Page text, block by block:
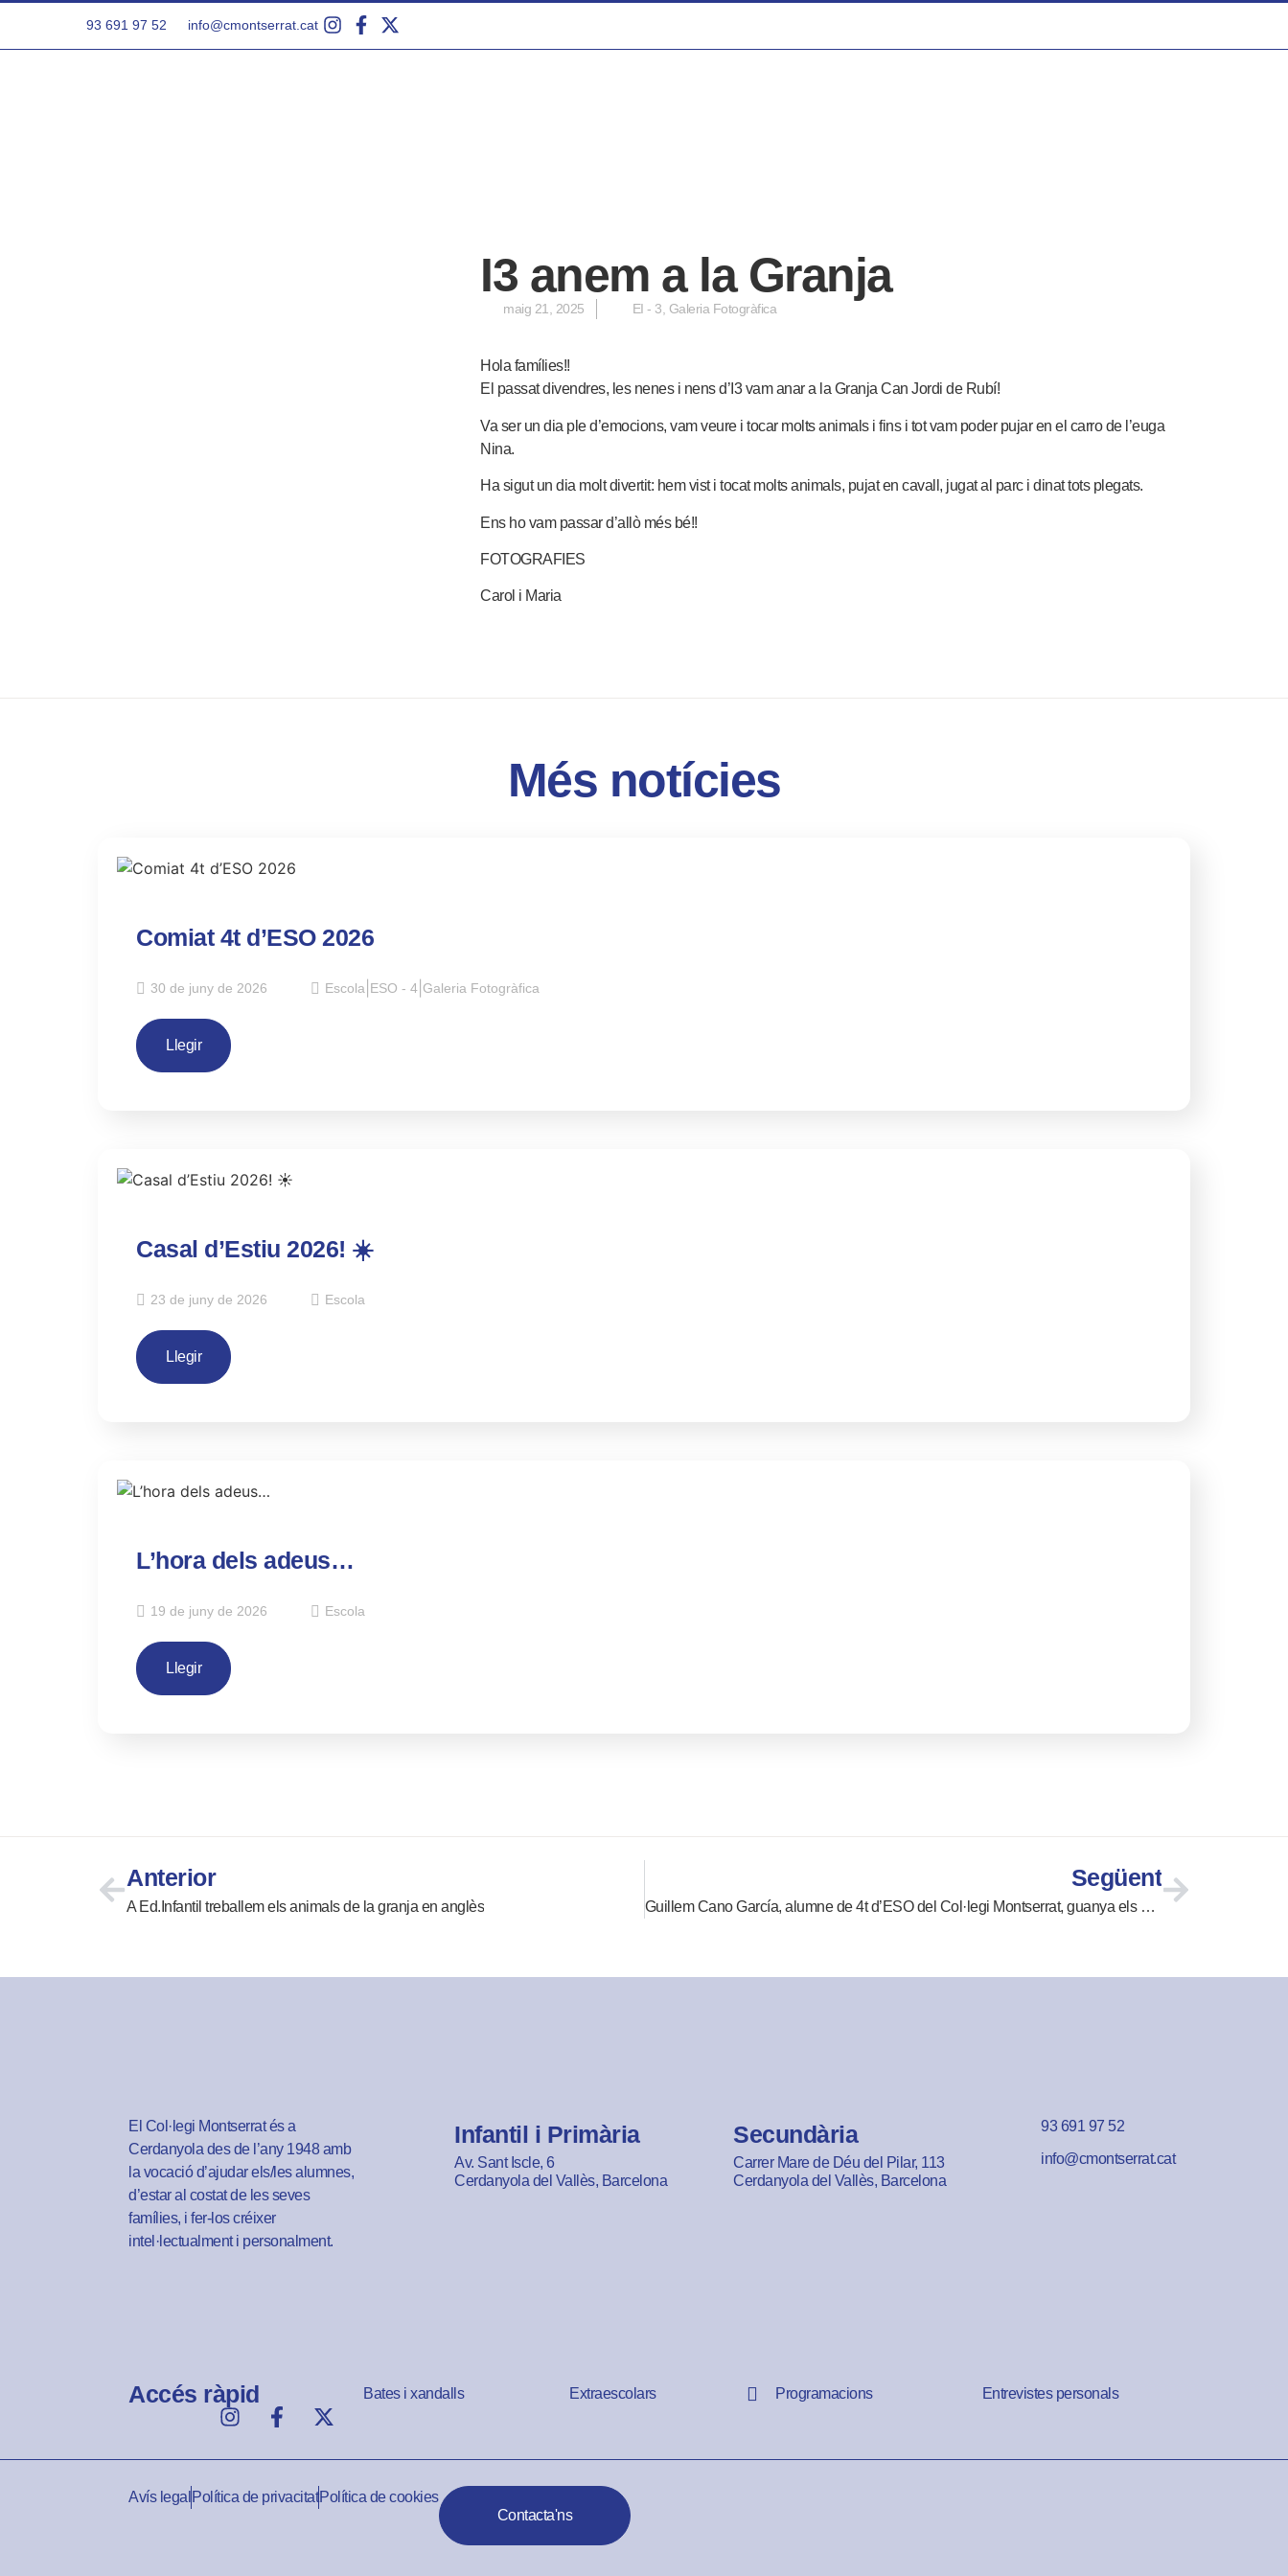
93 691 97 52 info@cmontserrat.cat
I3 anem a la Granja
maig 21, 2025 EI - 3, Galeria Fotogràfica
Hola famílies!!
El passat divendres, les nenes i nens d’I3 vam anar a la Granja Can Jordi de Rubí!
Va ser un dia ple d’emocions, vam veure i tocar molts animals i fins i tot vam poder pujar en el carro de l’euga
Nina.
Ha sigut un dia molt divertit: hem vist i tocat molts animals, pujat en cavall, jugat al parc i dinat tots plegats.
Ens ho vam passar d’allò més bé!!
FOTOGRAFIES
Carol i Maria
Més notícies
Comiat 4t d’ESO 2026
30 de juny de 2026 Escola ESO - 4 Galeria Fotogràfica
Llegir
Casal d’Estiu 2026! ☀️
23 de juny de 2026 Escola
Llegir
L’hora dels adeus…
19 de juny de 2026 Escola
Llegir
Anterior
A Ed.Infantil treballem els animals de la granja en anglès
Següent
Guillem Cano García, alumne de 4t d’ESO del Col·legi Montserrat, guanya els Jocs Florals escolars del Vallès Occidental
El Col·legi Montserrat és a
Cerdanyola des de l’any 1948 amb
la vocació d’ajudar els/les alumnes,
d’estar al costat de les seves
famílies, i fer-los créixer
intel·lectualment i personalment.
Infantil i Primària
Av. Sant Iscle, 6
Cerdanyola del Vallès, Barcelona
Secundària
Carrer Mare de Déu del Pilar, 113
Cerdanyola del Vallès, Barcelona
93 691 97 52
info@cmontserrat.cat
Accés ràpid Bates i xandalls Extraescolars Programacions Entrevistes personals
Avís legal Política de privacitatPolítica de cookies
Contacta'ns